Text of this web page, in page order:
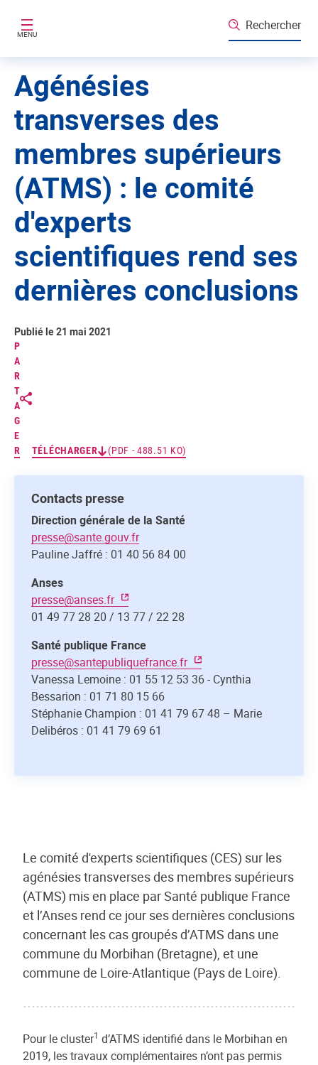
MENU
Rechercher
Agénésies
transverses des
membres supérieurs
(ATMS) : le comité
d'experts
scientifiques rend ses
dernières conclusions
P
A
R
T
A
G
E
R
TÉLÉCHARGER (PDF - 488.51 KO)
Publié le 21 mai 2021
Contacts presse
Direction générale de la Santé
presse@sante.gouv.fr
Pauline Jaffré : 01 40 56 84 00
Anses
presse@anses.fr
01 49 77 28 20 / 13 77 / 22 28
Santé publique France
presse@santepubliquefrance.fr
Vanessa Lemoine : 01 55 12 53 36 - Cynthia
Bessarion : 01 71 80 15 66
Stéphanie Champion : 01 41 79 67 48 – Marie
Delibéros : 01 41 79 69 61
Le comité d'experts scientifiques (CES) sur les
agénésies transverses des membres supérieurs
(ATMS) mis en place par Santé publique France
et l’Anses rend ce jour ses dernières conclusions
concernant les cas groupés d’ATMS dans une
commune du Morbihan (Bretagne), et une
commune de Loire-Atlantique (Pays de Loire).
Pour le cluster1 d’ATMS identifié dans le Morbihan en
2019, les travaux complémentaires n’ont pas permis